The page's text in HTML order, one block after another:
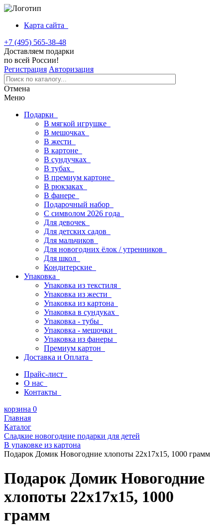
Карта сайта
+7 (495) 565-38-48
Доставляем подарки
по всей России!
Регистрация Авторизация
Отмена
Меню
Подарки
В мягкой игрушке
В мешочках
В жести
В картоне
В сундучках
В тубах
В премиум картоне
В рюкзаках
В фанере
Подарочный набор
С символом 2026 года
Для девочек
Для детских садов
Для мальчиков
Для новогодних ёлок / утренников
Для школ
Кондитерские
Упаковка
Упаковка из текстиля
Упаковка из жести
Упаковка из картона
Упаковка в сундуках
Упаковка - тубы
Упаковка - мешочки
Упаковка из фанеры
Премиум картон
Доставка и Оплата
Прайс-лист
О нас
Контакты
корзина 0
Главная
Каталог
Сладкие новогодние подарки для детей
В упаковке из картона
Подарок Домик Новогодние хлопоты 22x17x15, 1000 грамм
Подарок Домик Новогодние
хлопоты 22x17x15, 1000
грамм